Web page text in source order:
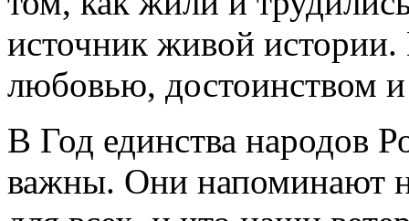
источник живой
любовью, достоинством
В Год единства народов
важны. Они напоминают